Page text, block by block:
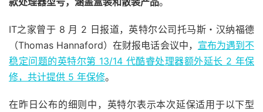
IT之家曾于 8 月 2 日报道，英特尔公司托马斯・汉纳福德
（Thomas Hannaford）在财报电话会议中， 宣布为遇到不
稳定问题的英特尔第 13/14 代酷睿处理器额外延长 2 年保
修，共计提供 5 年保修。
在昨日公布的细则中，英特尔表示本次延保适用于以下型